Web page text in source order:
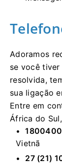
Adoramos
se você tiver
resolvida,
sua ligação
Entre em
África do
Vietnã
27 (21)